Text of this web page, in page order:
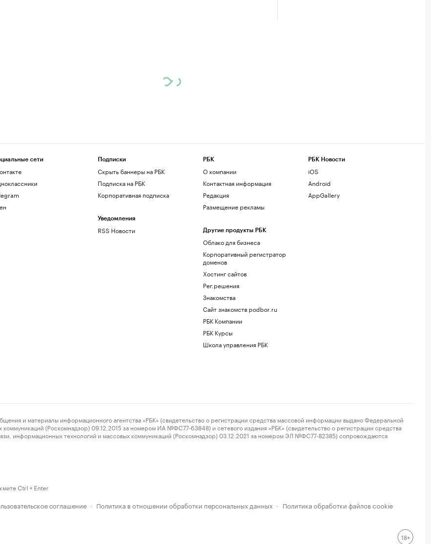
сети Подписки
Скрыть баннеры на РБК
Подписка на РБК
Корпоративная подписка
Уведомления
RSS Новости
РБК
О компании
Контактная информация
Редакция
Размещение рекламы
Другие продукты РБК
Облако для бизнеса
Корпоративный регистратор
доменов
Хостинг сайтов
Рег.решения
Знакомства
Сайт знакомств podbor.ru
РБК Компании
РБК Курсы
Школа управления РБК
РБК Новости
iOS
Android
AppGallery
материалы информационного агентства «РБК» (свидетельство о регистрации средства массовой информации выдано Федеральной
(Роскомнадзор) 09.12.2015 за номером ИА №ФС77-63848) и сетевого издания «РБК» (свидетельство о регистрации средства
информационных технологий и массовых коммуникаций (Роскомнадзор) 03.12.2021 за номером ЭЛ №ФС77-82385) сопровождаются
Ctrl + Enter
соглашение · Политика в отношении обработки персональных данных · Политика обработки файлов cookie
18+